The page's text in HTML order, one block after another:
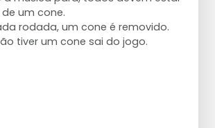
um cone.
rodada, um cone é removido.
tiver um cone sai do jogo.